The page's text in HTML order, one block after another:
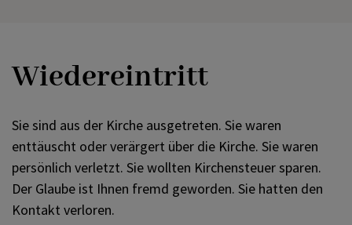
Firmung
Beichte
INFORMATION & BILDUNG
TEAM
KONTAKT
Wiedereintritt
Sie sind aus der Kirche ausgetreten. Sie waren
enttäuscht oder verärgert über die Kirche. Sie waren
persönlich verletzt. Sie wollten Kirchensteuer sparen.
Der Glaube ist Ihnen fremd geworden. Sie hatten den
Kontakt verloren.